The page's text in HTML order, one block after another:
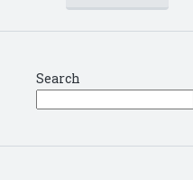
Search